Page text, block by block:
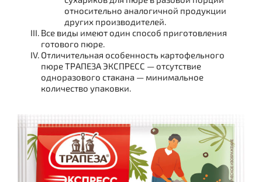
относительно аналогичной продукции
других производителей.
Все виды имеют один способ приготовления
готового пюре.
Отличительная особенность картофельного
пюре ТРАПЕЗА ЭКСПРЕСС — отсутствие
одноразового стакана — минимальное
количество упаковки.